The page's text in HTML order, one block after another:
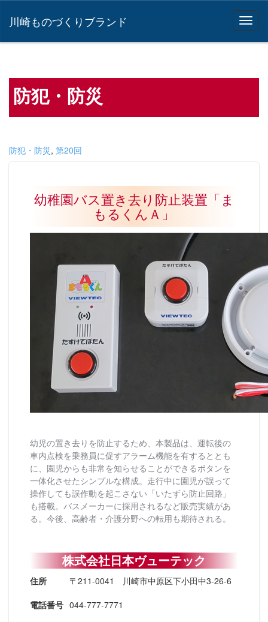
川崎ものづくりブランド
防犯・防災
防犯・防災, 第20回
幼稚園バス置き去り防止装置「ま
もるくんＡ」
幼児の置き去りを防止するため、本製品は、運転後の
車内点検を乗務員に促すアラーム機能を有するととも
に、園児からも非常を知らせることができるボタンを
一体化させたシンプルな構成。走行中に園児が誤って
操作しても誤作動を起こさない「いたずら防止回路」
も搭載。バスメーカーに採用されるなど販売実績があ
る。今後、高齢者・介護分野への転用も期待される。
株式会社日本ヴューテック
住所
〒211-0041 川崎市中原区下小田中3-26-6
電話番号 044-777-7771